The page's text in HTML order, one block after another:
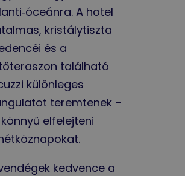
A hotel
kristálytiszta
és a
található
különleges
teremtenek –
elfelejteni
kedvence a